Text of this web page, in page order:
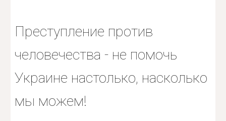
Преступление против
человечества - не помочь
Украине настолько, насколько
мы можем!